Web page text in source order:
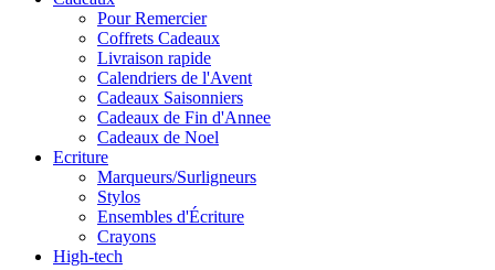
Pour Remercier
Coffrets Cadeaux
Livraison rapide
Calendriers de l'Avent
Cadeaux Saisonniers
Cadeaux de Fin d'Annee
Cadeaux de Noel
Ecriture
Marqueurs/Surligneurs
Stylos
Ensembles d'Écriture
Crayons
High-tech